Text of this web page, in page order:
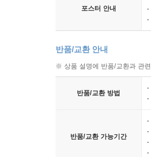
포스터 안내
반품/교환 안내
※ 상품 설명에 반품/교환과 관
반품/교환 방법
반품/교환 가능기간